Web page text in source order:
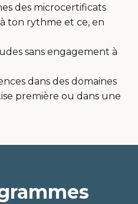
des microcertificats
ton rythme et ce, en
sans engagement à
dans des domaines
première ou dans une